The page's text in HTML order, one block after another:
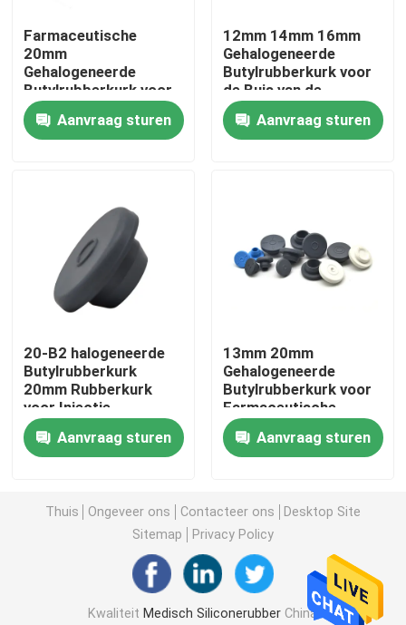
Thuis
Fabrieksreis
Contacteer ons
Vraag een offerte aan
Medisch Siliconerubber
Medische Rubberkurk
Rubberspuitduiker
Farmaceutische
20mm
Gehalogeneerde
Butylrubberkurk voor
Injectiepoeder
Aanvraag sturen
12mm 14mm 16mm
Gehalogeneerde
Butylrubberkurk voor
de Buis van de
Bloedinzameling
Aanvraag sturen
20-B2 halogeneerde
Butylrubberkurk
20mm Rubberkurk
voor Injectie
Aanvraag sturen
13mm 20mm
Gehalogeneerde
Butylrubberkurk voor
Farmaceutische
Verpakking
Aanvraag sturen
Thuis Ongeveer ons Contacteer ons
Desktop Site
Sitemap
Privacy Policy
KwaliteitMedisch Siliconerubber China